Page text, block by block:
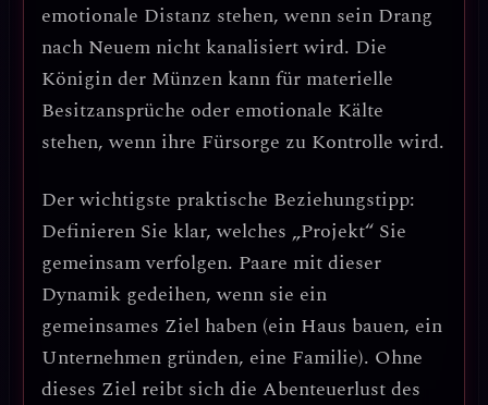
emotionale Distanz stehen, wenn sein Drang
nach Neuem nicht kanalisiert wird. Die
Königin der Münzen kann für materielle
Besitzansprüche oder emotionale Kälte
stehen, wenn ihre Fürsorge zu Kontrolle wird.
Der wichtigste praktische Beziehungstipp:
Definieren Sie klar, welches „Projekt“ Sie
gemeinsam verfolgen. Paare mit dieser
Dynamik gedeihen, wenn sie ein
gemeinsames Ziel haben (ein Haus bauen, ein
Unternehmen gründen, eine Familie). Ohne
dieses Ziel reibt sich die Abenteuerlust des